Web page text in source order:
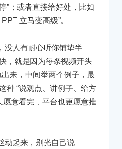
”；或者直接给好处，比如
立马变高级”。
没人有耐心听你铺垫半
，就是因为每条视频开头
来，中间举两个例子，最
种 “说观点、讲例子、给方
愿意看完，平台也更愿意推
动起来，别光自己说